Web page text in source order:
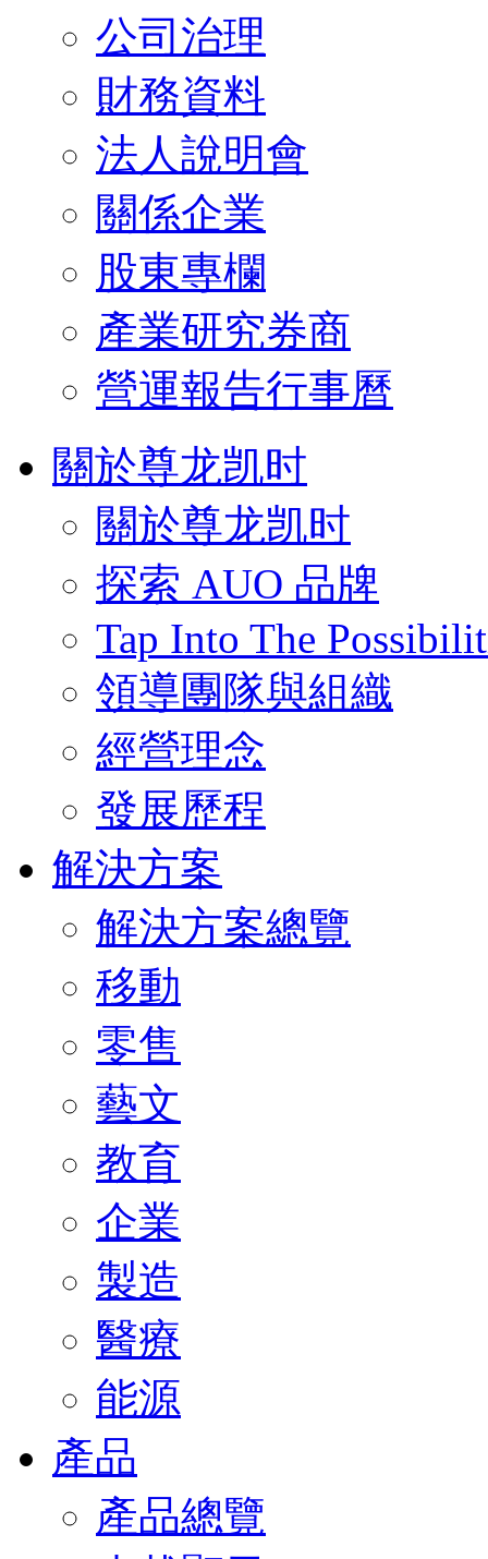
公司治理
財務資料
法人說明會
關係企業
股東專欄
產業研究券商
營運報告行事曆
關於尊龙凯时
關於尊龙凯时
探索 AUO 品牌
Tap Into The
領導團隊與組織
經營理念
發展歷程
解決方案
解決方案總覽
移動
零售
藝文
教育
企業
製造
醫療
能源
產品
產品總覽